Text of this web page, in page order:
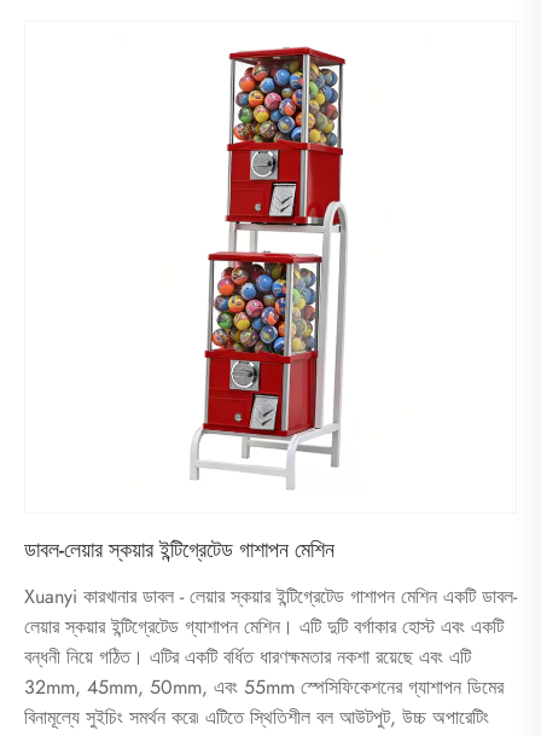
ডাবল-লেয়ার স্কয়ার ইন্টিগ্রেটেড গাশাপন মেশিন
Xuanyi কারখানার ডাবল - লেয়ার স্কয়ার ইন্টিগ্রেটেড গাশাপন মেশিন একটি ডাবল-
লেয়ার স্কয়ার ইন্টিগ্রেটেড গ্যাশাপন মেশিন। এটি দুটি বর্গাকার হোস্ট এবং একটি
বন্ধনী নিয়ে গঠিত। এটির একটি বর্ধিত ধারণক্ষমতার নকশা রয়েছে এবং এটি
32mm, 45mm, 50mm, এবং 55mm স্পেসিফিকেশনের গ্যাশাপন ডিমের
বিনামূল্যে সুইচিং সমর্থন করে৷ এটিতে স্থিতিশীল বল আউটপুট, উচ্চ অপারেটিং